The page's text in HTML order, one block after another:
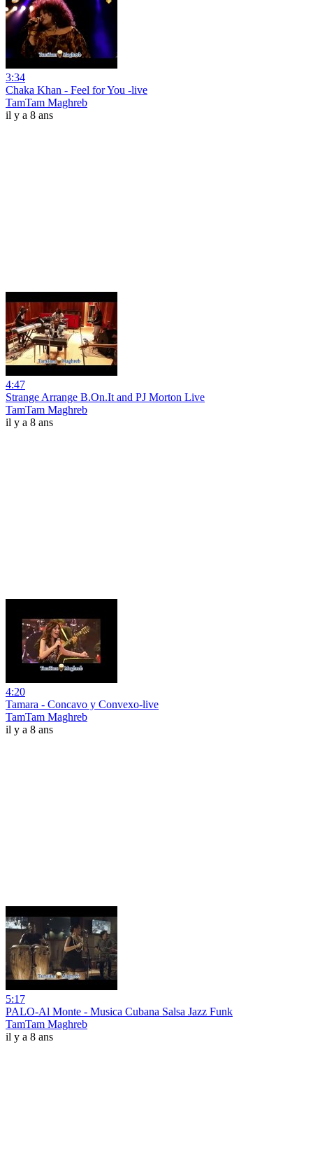
3:34
Chaka Khan - Feel for You -live
TamTam Maghreb
il y a 8 ans
4:47
Strange Arrange B.On.It and PJ Morton Live
TamTam Maghreb
il y a 8 ans
4:20
Tamara - Concavo y Convexo-live
TamTam Maghreb
il y a 8 ans
5:17
PALO-Al Monte - Musica Cubana Salsa Jazz Funk
TamTam Maghreb
il y a 8 ans